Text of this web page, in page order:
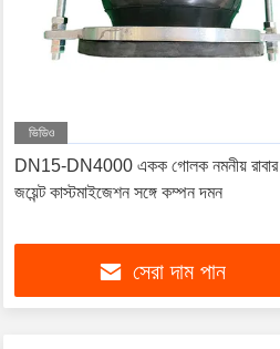
ভিডিও
DN15-DN4000 একক গোলক নমনীয় রাবার
জয়েন্ট কাস্টমাইজেশন সঙ্গে কম্পন দমন
সেরা দাম পান